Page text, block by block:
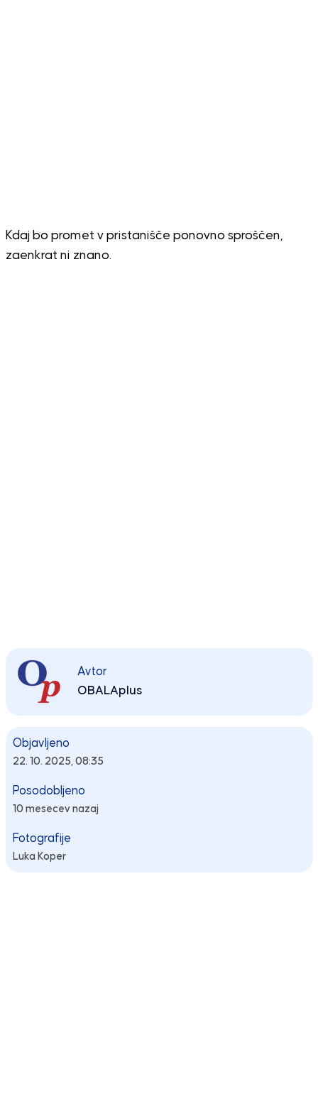
Kdaj bo promet v pristanišče ponovno sproščen,
zaenkrat ni znano.
Avtor
OBALAplus
Objavljeno
22. 10. 2025, 08:35
Posodobljeno
10 mesecev nazaj
Fotografije
Luka Koper